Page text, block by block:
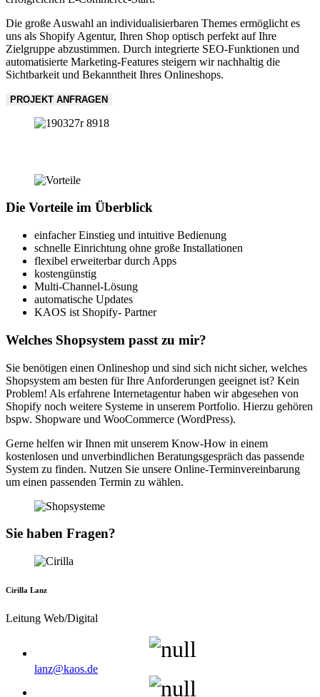
Die große Auswahl an individualisierbaren Themes ermöglicht es
uns als Shopify Agentur, Ihren Shop optisch perfekt auf Ihre
Zielgruppe abzustimmen. Durch integrierte SEO-Funktionen und
automatisierte Marketing-Features steigern wir nachhaltig die
Sichtbarkeit und Bekanntheit Ihres Onlineshops.
PROJEKT ANFRAGEN
Die Vorteile im Überblick
einfacher Einstieg und intuitive Bedienung
schnelle Einrichtung ohne große Installationen
flexibel erweiterbar durch Apps
kostengünstig
Multi-Channel-Lösung
automatische Updates
KAOS ist Shopify- Partner
Welches Shopsystem passt zu mir?
Sie benötigen einen Onlineshop und sind sich nicht sicher, welches
Shopsystem am besten für Ihre Anforderungen geeignet ist? Kein
Problem! Als erfahrene Internetagentur haben wir abgesehen von
Shopify noch weitere Systeme in unserem Portfolio. Hierzu gehören
bspw. Shopware und WooCommerce (WordPress).
Gerne helfen wir Ihnen mit unserem Know-How in einem
kostenlosen und unverbindlichen Beratungsgespräch das passende
System zu finden. Nutzen Sie unsere Online-Terminvereinbarung
um einen passenden Termin zu wählen.
Sie haben Fragen?
Cirilla Lanz
Leitung Web/Digital
lanz@kaos.de